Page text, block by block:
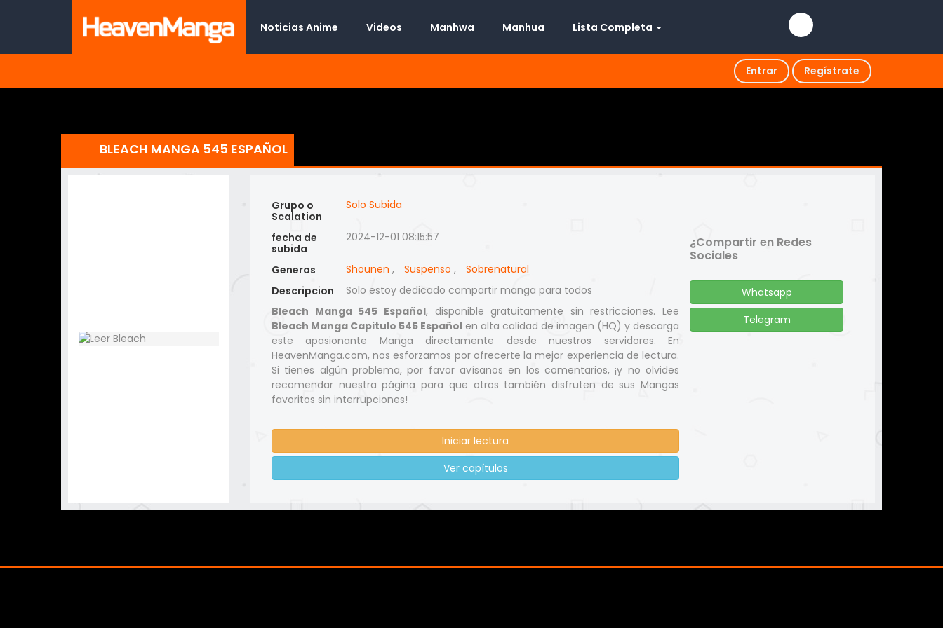
Noticias Anime Videos Manhwa Manhua Lista Completa
Entrar Regístrate
BLEACH MANGA 545 ESPAÑOL
Grupo o
Scalation
Solo Subida
fecha de
subida
2024-12-01 08:15:57
Generos Shounen , Suspenso ,
Sobrenatural
Descripcion
Solo estoy dedicado compartir manga para todos
Bleach Manga 545 Español, disponible gratuitamente sin restricciones. Lee
Bleach Manga Capitulo 545 Español en alta calidad de imagen (HQ) y descarga
este apasionante Manga directamente desde nuestros servidores. En
HeavenManga.com, nos esforzamos por ofrecerte la mejor experiencia de lectura.
Si tienes algún problema, por favor avísanos en los comentarios, ¡y no olvides
recomendar nuestra página para que otros también disfruten de sus Mangas
favoritos sin interrupciones!
Iniciar lectura
Ver capítulos
¿Compartir en Redes
Sociales
Whatsapp
Telegram